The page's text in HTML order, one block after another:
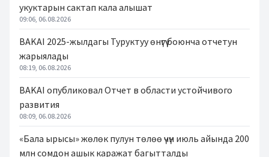
укуктарын сактап кала алышат
09:06, 06.08.2026
BAKAI 2025-жылдагы Туруктуу өнүгүү боюнча отчетун
жарыялады
08:19, 06.08.2026
BAKAI опубликовал Отчет в области устойчивого
развития
08:09, 06.08.2026
«Бала ырысы» жөлөк пулун төлөө үчүн июль айында 200
млн сомдон ашык каражат багытталды